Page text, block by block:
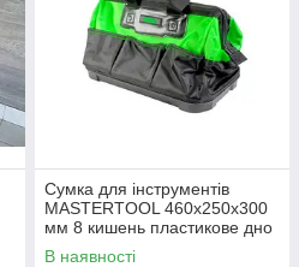
Сумка для інструментів
MASTERTOOL 460х250х300
мм 8 кишень пластикове дно
1680 DEN 79-1918 LuxPrice
В наявності